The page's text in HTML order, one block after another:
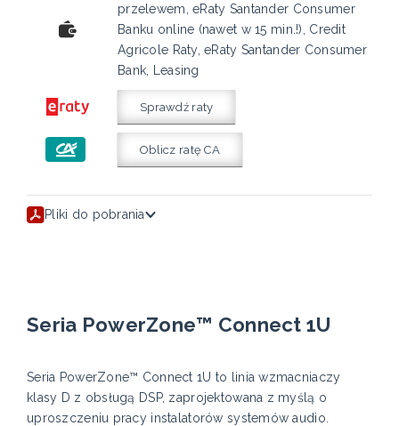
przelewem, eRaty Santander Consumer
Banku online (nawet w 15 min.!), Credit
Agricole Raty, eRaty Santander Consumer
Bank, Leasing
Sprawdź raty
Oblicz ratę CA
Pliki do pobrania
Seria PowerZone™ Connect 1U
Seria PowerZone™ Connect 1U to linia wzmacniaczy
klasy D z obsługą DSP, zaprojektowana z myślą o
uproszczeniu pracy instalatorów systemów audio.